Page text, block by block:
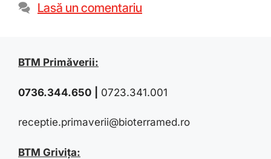
Lasă un comentariu
BTM Primăverii:
0736.344.650 0723.341.001
receptie.primaverii@bioterramed.ro
BTM Grivița: